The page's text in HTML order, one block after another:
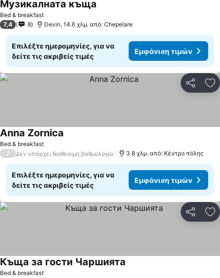
Bed & breakfast
Музикалната къща
7,4 8 Devin, 14.6 χλμ. από: Chepelare
Επιλέξτε ημερομηνίες, για να
δείτε τις ακριβείς τιμές
Εμφάνιση τιμών
Bed & breakfast
Anna Zornica
/ Δεν υπάρχει διαθέσιμη βαθμολογία 3.8 χλμ. από: Κέντρο πόλης
Επιλέξτε ημερομηνίες, για να
δείτε τις ακριβείς τιμές
Εμφάνιση τιμών
Bed & breakfast
Къща за гости Чаршията